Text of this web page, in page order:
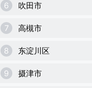
6 吹田市
7 高槻市
8 东淀川区
9 摄津市